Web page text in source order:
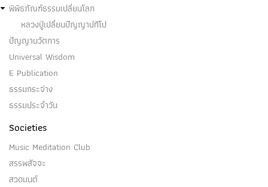
พิพิธภัณฑ์ธรรมเปลี่ยนโลก
หลวงปู่เปลี่ยนปัญญาปทีโป
ปัญญานวัตการ
Universal Wisdom
E Publication
ธรรมกระจ่าง
ธรรมประจำวัน
Societies
Music Meditation Club
สรรพสัจจะ
สวดมนต์